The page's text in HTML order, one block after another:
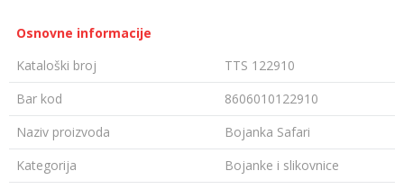
Osnovne informacije
Kataloški broj
TTS 122910
Bar kod
8606010122910
Naziv proizvoda
Bojanka Safari
Kategorija
Bojanke i slikovnice